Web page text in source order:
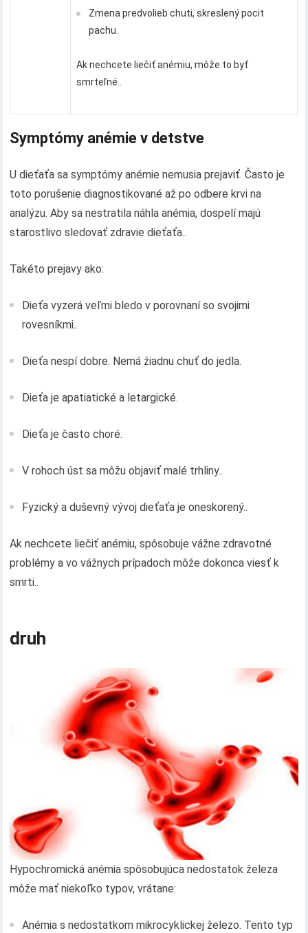
Zmena predvolieb chuti, skreslený pocit
pachu.
Ak nechcete liečiť anémiu, môže to byť
smrteľné..
Symptómy anémie v detstve
U dieťaťa sa symptómy anémie nemusia prejaviť. Často je
toto porušenie diagnostikované až po odbere krvi na
analýzu. Aby sa nestratila náhla anémia, dospelí majú
starostlivo sledovať zdravie dieťaťa..
Takéto prejavy ako:
Dieťa vyzerá veľmi bledo v porovnaní so svojimi
rovesníkmi..
Dieťa nespí dobre. Nemá žiadnu chuť do jedla.
Dieťa je apatiatické a letargické.
Dieťa je často choré.
V rohoch úst sa môžu objaviť malé trhliny..
Fyzický a duševný vývoj dieťaťa je oneskorený..
Ak nechcete liečiť anémiu, spôsobuje vážne zdravotné
problémy a vo vážnych prípadoch môže dokonca viesť k
smrti..
druh
Hypochromická anémia spôsobujúca nedostatok železa
môže mať niekoľko typov, vrátane:
Anémia s nedostatkom mikrocyklickej železo. Tento typ